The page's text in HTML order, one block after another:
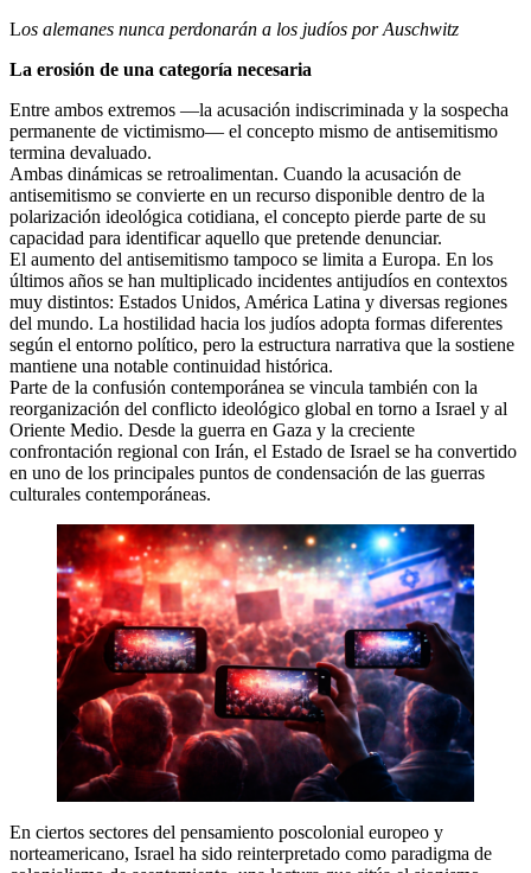
Los alemanes nunca perdonarán a los judíos por Auschwitz
La erosión de una categoría necesaria
Entre ambos extremos —la acusación indiscriminada y la sospecha
permanente de victimismo— el concepto mismo de antisemitismo
termina devaluado.
Ambas dinámicas se retroalimentan. Cuando la acusación de
antisemitismo se convierte en un recurso disponible dentro de la
polarización ideológica cotidiana, el concepto pierde parte de su
capacidad para identificar aquello que pretende denunciar.
El aumento del antisemitismo tampoco se limita a Europa. En los
últimos años se han multiplicado incidentes antijudíos en contextos
muy distintos: Estados Unidos, América Latina y diversas regiones
del mundo. La hostilidad hacia los judíos adopta formas diferentes
según el entorno político, pero la estructura narrativa que la sostiene
mantiene una notable continuidad histórica.
Parte de la confusión contemporánea se vincula también con la
reorganización del conflicto ideológico global en torno a Israel y al
Oriente Medio. Desde la guerra en Gaza y la creciente
confrontación regional con Irán, el Estado de Israel se ha convertido
en uno de los principales puntos de condensación de las guerras
culturales contemporáneas.
En ciertos sectores del pensamiento poscolonial europeo y
norteamericano, Israel ha sido reinterpretado como paradigma de